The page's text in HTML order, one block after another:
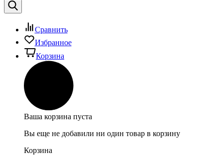
Сравнить
Избранное
Корзина
Ваша корзина пуста
Вы еще не добавили ни один товар в корзину
Корзина